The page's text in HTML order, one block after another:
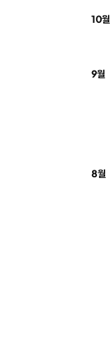
10월
9월
8월